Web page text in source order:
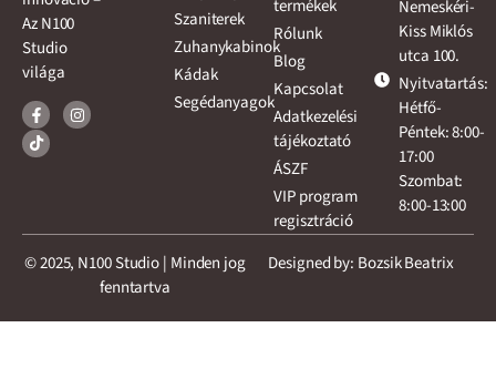
Az N100
Studio
világa
Szaniterek
Zuhanykabinok
Kádak
Segédanyagok
termékek
Rólunk
Blog
Kapcsolat
Adatkezelési
tájékoztató
ÁSZF
VIP program
regisztráció
Nemeskéri-
Kiss Miklós
utca 100.
Nyitvatartás:
Hétfő-
Péntek: 8:00-
17:00
Szombat:
8:00-13:00
© 2025, N100 Studio | Minden jog
fenntartva
Designed by: Bozsik Beatrix